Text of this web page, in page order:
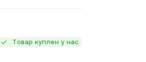
Товар куплен у нас